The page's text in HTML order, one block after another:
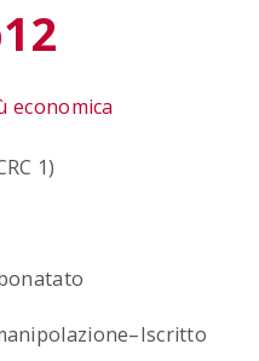
elenchi di
economica
1)